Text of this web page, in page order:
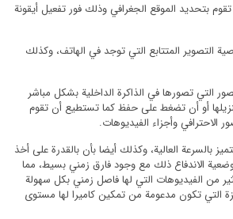
بتحديد الموقع الجغرافي وذلك فور تفعيل أيقونة
التصوير المتتابع التي توجد في الهاتف، وكذلك
التي تصورها في الذاكرة الداخلية بشكل مباشر
أو أن تضغط على حفظ كما تستطيع أن تقوم
الاحترافي وأجزاء الفيديوهات.
بالسرعة العالية، وكذلك أيضا بأن بالقدرة على أخذ
الاندفاع ذلك مع وجود فارق زمني بسيط، مما
من الفيديوهات التي لها فاصل زمني بكل سهولة
التي تكون مدعومة من تمكين كاميرا لها مستوى